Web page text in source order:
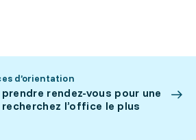
d’orientation
rendez-vous pour une
l’office le plus